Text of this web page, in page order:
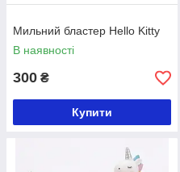
Мильний бластер Hello Kitty
В наявності
300 ₴
Купити